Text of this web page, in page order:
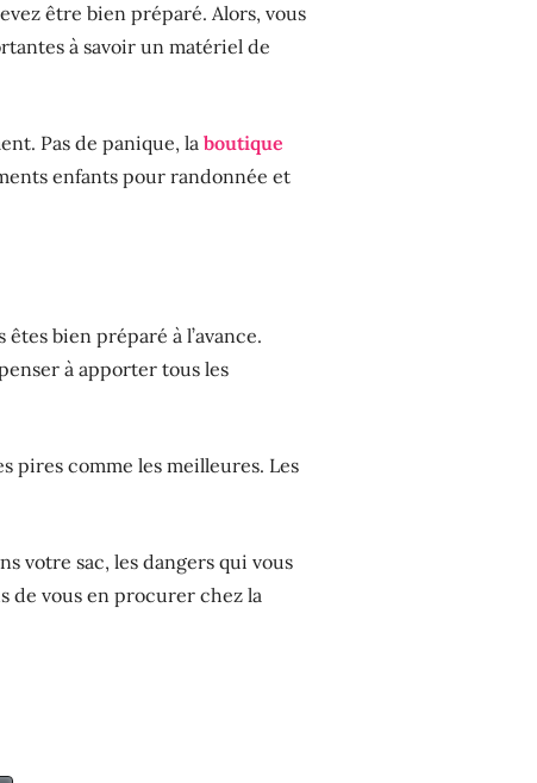
être bien préparé. Alors, vous
à savoir un matériel de
Pas de panique, la boutique
enfants pour randonnée et
bien préparé à l’avance.
à apporter tous les
pires comme les meilleures. Les
votre sac, les dangers qui vous
de vous en procurer chez la